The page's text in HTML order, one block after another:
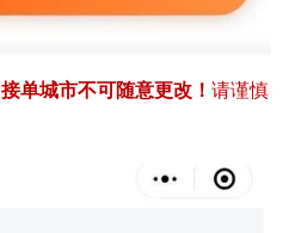
接单城市不可随意更改！ 请谨慎